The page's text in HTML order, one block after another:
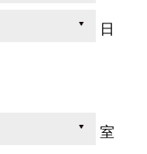
日
室